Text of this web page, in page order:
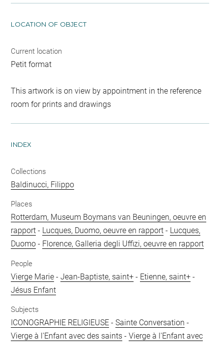
LOCATION OF OBJECT
Current location
Petit format
This artwork is on view by appointment in the reference
room for prints and drawings
INDEX
Collections
Baldinucci, Filippo
Places
Rotterdam, Museum Boymans van Beuningen, oeuvre en
rapport - Lucques, Duomo, oeuvre en rapport - Lucques,
Duomo - Florence, Galleria degli Uffizi, oeuvre en rapport
People
Vierge Marie -Jean-Baptiste, saint+ - Etienne, saint+ -
Jésus Enfant
Subjects
ICONOGRAPHIE RELIGIEUSE -Sainte Conversation -
Vierge à l'Enfant avec des saints -Vierge à l'Enfant avec